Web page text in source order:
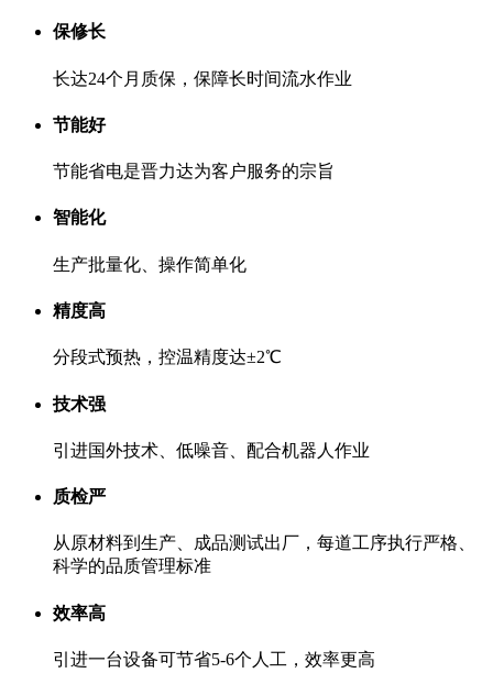
保修长
长达24个月质保，保障长时间流水作业
节能好
节能省电是晋力达为客户服务的宗旨
智能化
生产批量化、操作简单化
精度高
分段式预热，控温精度达±2℃
技术强
引进国外技术、低噪音、配合机器人作业
质检严
从原材料到生产、成品测试出厂，每道工序执行严格、
科学的品质管理标准
效率高
引进一台设备可节省5-6个人工，效率更高